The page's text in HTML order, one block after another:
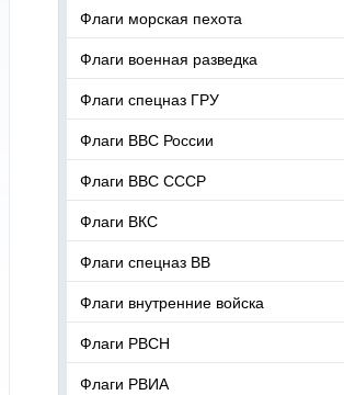
Флаги морская пехота
Флаги военная разведка
Флаги спецназ ГРУ
Флаги ВВС России
Флаги ВВС СССР
Флаги ВКС
Флаги спецназ ВВ
Флаги внутренние войска
Флаги РВСН
Флаги РВИА